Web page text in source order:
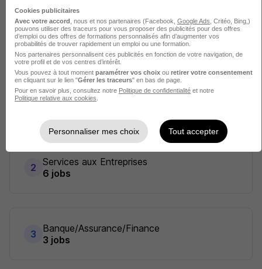
Secteurs et entreprises qui recrutent
le plus
1 Secteur informatique/ESN
2 Services aux Entreprises
6 jobs
3
Banque/Assurance/Finance
3 jobs
Cookies publicitaires
Avec votre accord , nous et nos partenaires (Facebook, Google Ads , Critéo, Bing,)
pouvons utiliser des traceurs pour vous proposer des publicités pour des offres
d’emploi ou des offres de formations personnalisés afin d’augmenter vos
probabilités de trouver rapidement un emploi ou une formation.
Nos partenaires personnalisent ces publicités en fonction de votre navigation, de
votre profil et de vos centres d’intérêt.
Vous pouvez à tout moment paramétrer vos choix ou retirer votre consentement
en cliquant sur le lien "Gérer les traceurs" en bas de page.
Pour en savoir plus, consultez notre Politique de confidentialité et notre
Politique relative aux cookies
Personnaliser mes choix Tout accepter